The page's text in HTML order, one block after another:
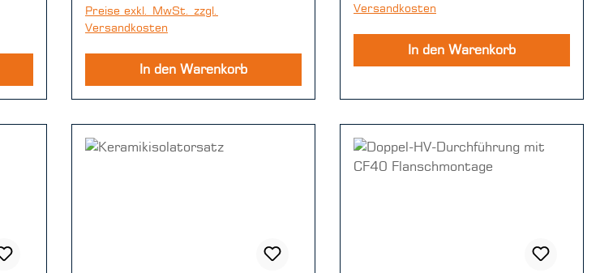
Preise exkl. MwSt. zzgl.
Versandkosten
In den Warenkorb
Versandkosten
In den Warenkorb